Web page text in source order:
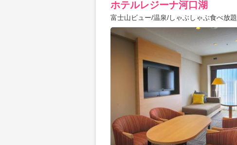
ホテルレジーナ河口湖
富士山ビュー/温泉/しゃぶしゃぶ食べ放題